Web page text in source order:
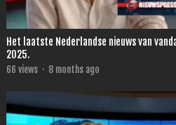
Het laatste Nederlandse nieuws van
2025.
66 views · 8 months ago